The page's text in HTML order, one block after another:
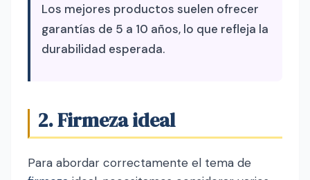
Los mejores productos suelen ofrecer
garantías de 5 a 10 años, lo que refleja la
durabilidad esperada.
2. Firmeza ideal
Para abordar correctamente el tema de